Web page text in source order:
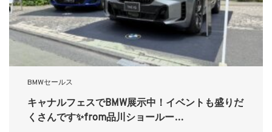
BMWセールス
キャナルフェスでBMW展示中！イベントも盛りだ
くさんです✨from品川ショールー…